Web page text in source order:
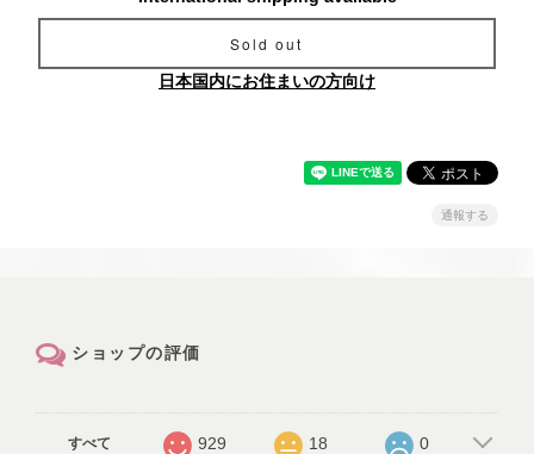
Sold out
日本国内にお住まいの方向け
通報する
ショップの評価
すべて 929 18 0